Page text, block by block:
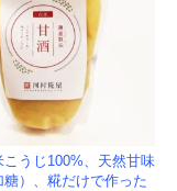
こうじ100%、天然甘味
糖）、糀だけで作った